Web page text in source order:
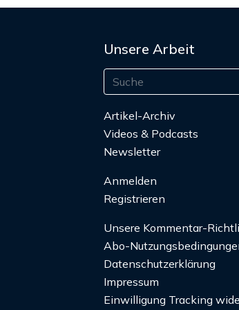
Unsere Arbeit
Artikel-Archiv
Videos & Podcasts
Newsletter
Anmelden
Registrieren
Unsere Kommentar-
Abo-
Datenschutzerklärung
Impressum
Einwilligung Tracking